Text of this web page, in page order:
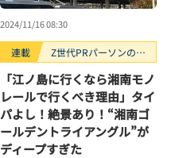
2024/11/16 08:30
連載
Z世代PRパーソンのキ
「江ノ島に行くなら湘南モノ
レールで行くべき理由」タイ
パよし！絶景あり！“湘南ゴ
ールデントライアングル”が
ディープすぎた